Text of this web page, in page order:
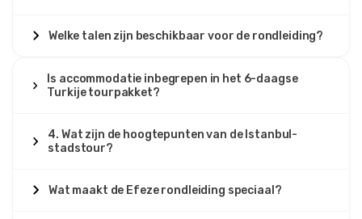
Welke talen zijn beschikbaar voor de rondleiding?
Is accommodatie inbegrepen in het 6-daagse
Turkije tourpakket?
4. Wat zijn de hoogtepunten van de Istanbul-
stadstour?
Wat maakt de Efeze rondleiding speciaal?